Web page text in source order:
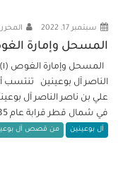
سبتمبر 17, 2022 المحرر
المسحل وإمارة
الناصر آل بوعينين تنتسب
علي بن ناصر الناصر آل
في شمال قطر قرابة عام 1785م...
آل بوعينين من قصص آل